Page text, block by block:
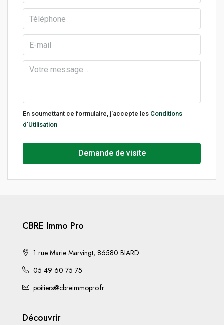
En soumettant ce formulaire, j'accepte les Conditions
d'Utilisation
Demande de visite
CBRE Immo Pro
1 rue Marie Marvingt, 86580 BIARD
05 49 60 75 75
poitiers@cbreimmopro.fr
Découvrir